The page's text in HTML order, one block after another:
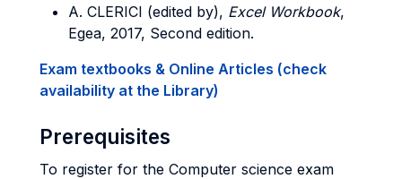
A. CLERICI (edited by), Excel Workbook,
Egea, 2017, Second edition.
Exam textbooks & Online Articles (check
availability at the Library)
Prerequisites
To register for the Computer science exam